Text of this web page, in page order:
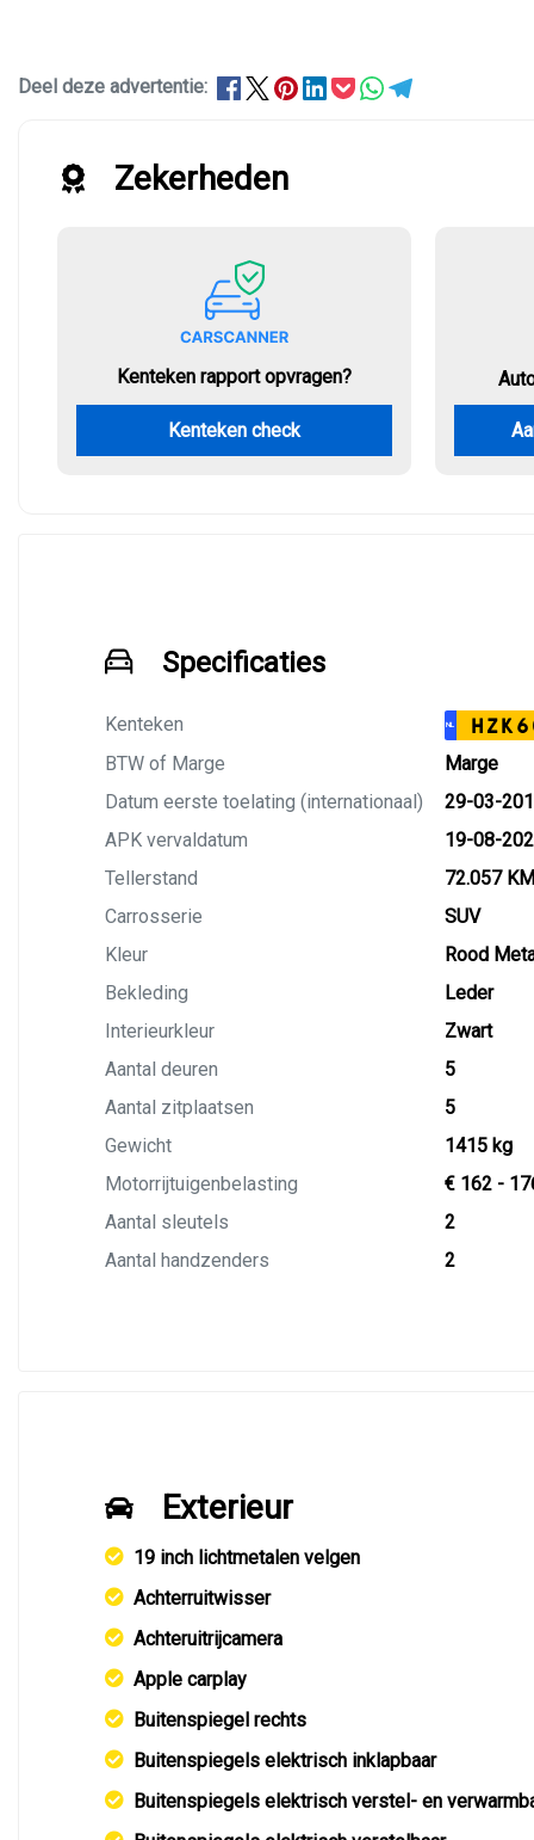
Deel deze advertentie:
Zekerheden
Kenteken rapport opvragen?
Kenteken check
Specificaties
Kenteken NL
BTW of Marge
Marge
Datum eerste toelating (internationaal)
29-03-
APK vervaldatum
19-08-
Tellerstand
72.057 KM
Carrosserie
SUV
Kleur
Rood
Bekleding
Leder
Interieurkleur
Zwart
Aantal deuren
5
Aantal zitplaatsen
5
Gewicht
1415 kg
Motorrijtuigenbelasting
€ 162 -
Aantal sleutels
2
Aantal handzenders
2
Exterieur
19 inch lichtmetalen velgen
Achterruitwisser
Achteruitrijcamera
Apple carplay
Buitenspiegel rechts
Buitenspiegels elektrisch inklapbaar
Buitenspiegels elektrisch verstel- en